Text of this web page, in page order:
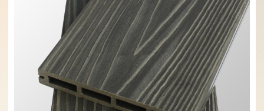
Питання
Контакти
Вікна та сходи
Ворота
07 Солнце защита